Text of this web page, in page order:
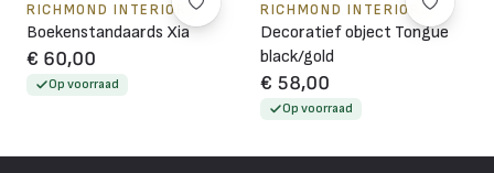
RICHMOND INTERIORS
Boekenstandaards Xia
€ 60,00
Op voorraad
RICHMOND INTERIORS
Decoratief object Tongue
black/gold
€ 58,00
Op voorraad